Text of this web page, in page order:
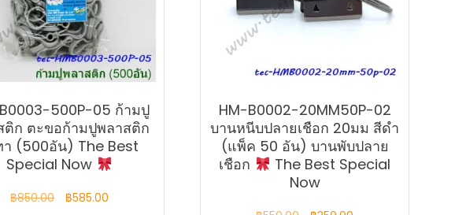
500P-05 ก้ามปู
ติก ตะขอก้ามปูพลาสติก
า (500อัน) The Best
Special Now
฿850.00
Original
฿585.00
HM-B0002-20MM50P-02
บานหนีบปลายเชือก 20มม สีดำ
(แพ็ค 50 อัน) บานพับปลาย
เชือก
The Best Special
Now